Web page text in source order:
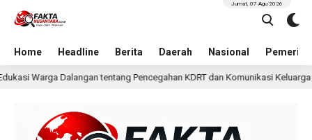
Home Headline Berita Daerah Nasional
Jumat, 07 Agu 2026
KDRT dan Komunikasi Keluarga 16 menit lalu KKN